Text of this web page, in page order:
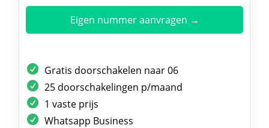
Eigen nummer aanvragen →
Gratis doorschakelen naar 06
25 doorschakelingen p/maand
1 vaste prijs
Whatsapp Business